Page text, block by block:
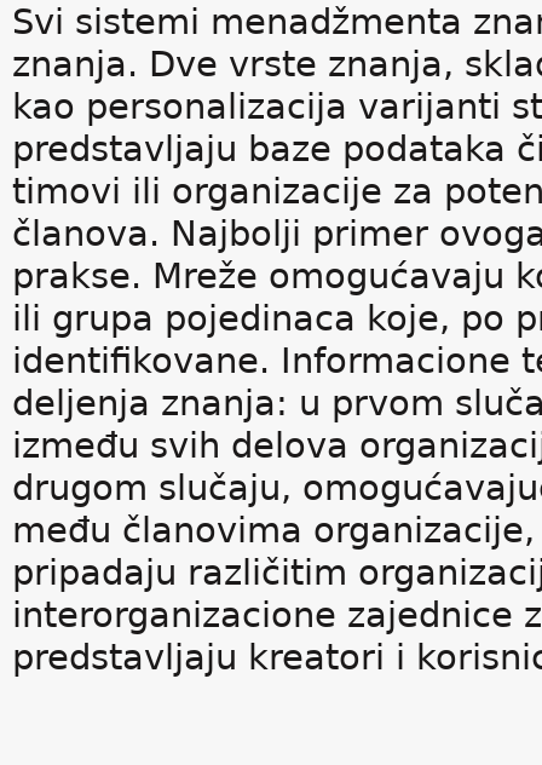
Svi sistemi menadžmenta
znanja. Dve vrste znanja,
kao personalizacija varijanti
predstavljaju baze podataka
timovi ili organizacije za
članova. Najbolji primer
prakse. Mreže omogućavaju
ili grupa pojedinaca koje, po
identifikovane. Informacione
deljenja znanja: u prvom
između svih delova
drugom slučaju,
među članovima
pripadaju različitim
interorganizacione zajednice
predstavljaju kreatori i